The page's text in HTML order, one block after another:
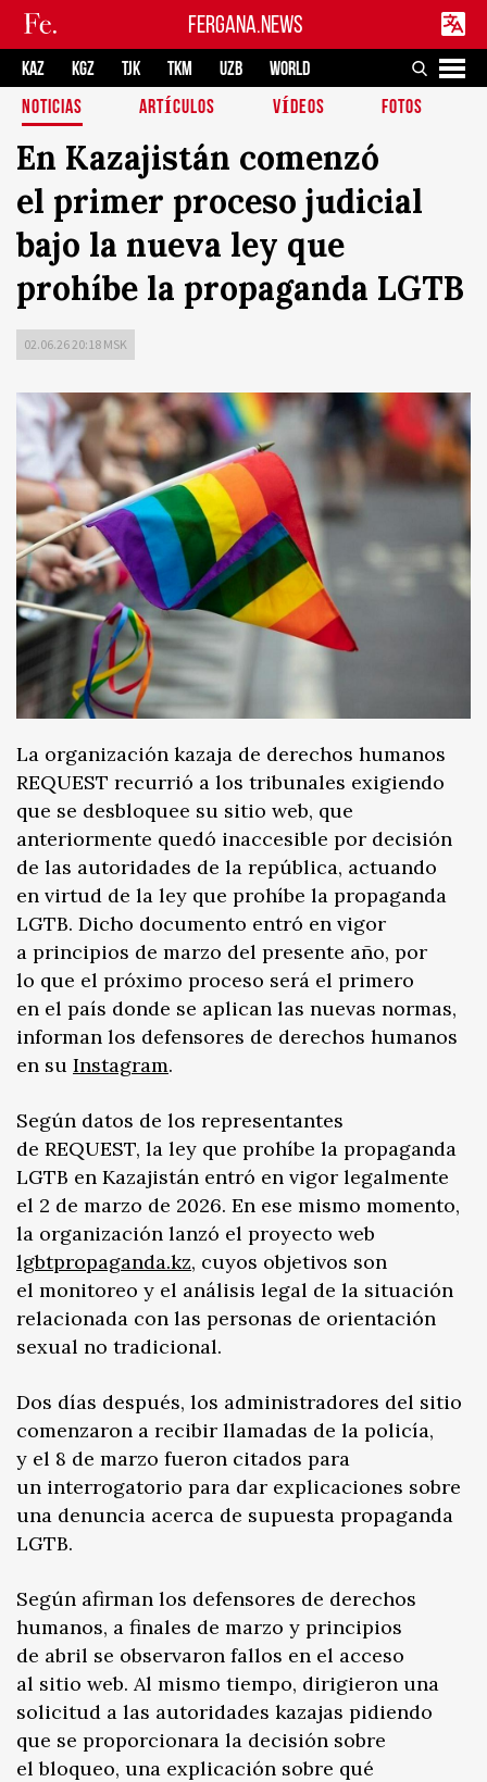
FERGANA.NEWS
KAZ KGZ TJK TKM UZB
WORLD
NOTICIAS
ARTÍCULOS VÍDEOS FOTOS
En Kazajistán comenzó
el primer proceso judicial
bajo la nueva ley que
prohíbe la propaganda LGTB
02.06.26 20:18 MSK
La organización kazaja de derechos humanos
REQUEST recurrió a los tribunales exigiendo
que se desbloquee su sitio web, que
anteriormente quedó inaccesible por decisión
de las autoridades de la república, actuando
en virtud de la ley que prohíbe la propaganda
LGTB. Dicho documento entró en vigor
a principios de marzo del presente año, por
lo que el próximo proceso será el primero
en el país donde se aplican las nuevas normas,
informan los defensores de derechos humanos
en su Instagram.
Según datos de los representantes
de REQUEST, la ley que prohíbe la propaganda
LGTB en Kazajistán entró en vigor legalmente
el 2 de marzo de 2026. En ese mismo momento,
la organización lanzó el proyecto web
lgbtpropaganda.kz, cuyos objetivos son
el monitoreo y el análisis legal de la situación
relacionada con las personas de orientación
sexual no tradicional.
Dos días después, los administradores del sitio
comenzaron a recibir llamadas de la policía,
y el 8 de marzo fueron citados para
un interrogatorio para dar explicaciones sobre
una denuncia acerca de supuesta propaganda
LGTB.
Según afirman los defensores de derechos
humanos, a finales de marzo y principios
de abril se observaron fallos en el acceso
al sitio web. Al mismo tiempo, dirigieron una
solicitud a las autoridades kazajas pidiendo
que se proporcionara la decisión sobre
el bloqueo, una explicación sobre qué